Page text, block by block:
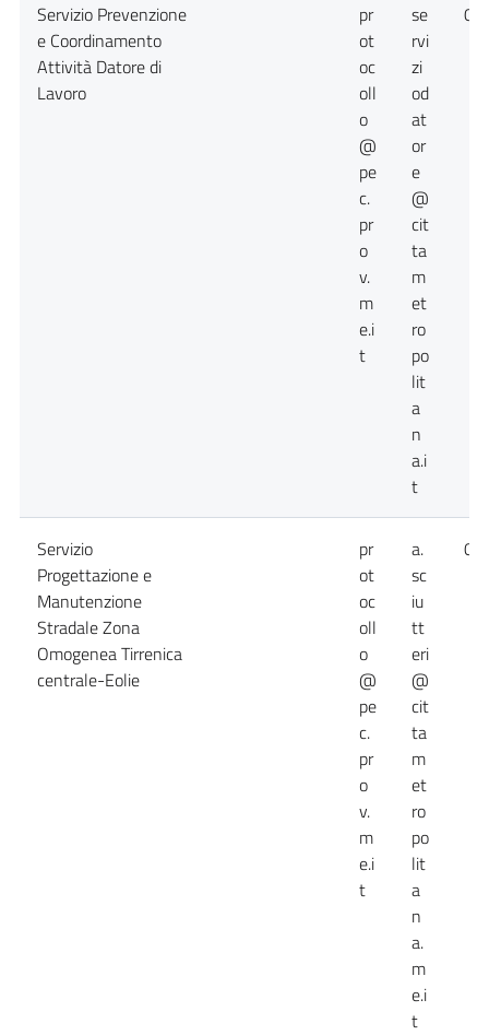
Servizio Prevenzione
e Coordinamento
Attività Datore di
Lavoro
pr
ot
oc
oll
o
@
pe
c.
pr
o
v.
m
e.i
t
se
rvi
zi
od
at
or
e
@
cit
ta
m
et
ro
po
lit
a
n
a.i
t
Servizio
Progettazione e
Manutenzione
Stradale Zona
Omogenea Tirrenica
centrale-Eolie
pr
ot
oc
oll
o
@
pe
c.
pr
o
v.
m
e.i
t
a.
sc
iu
tt
eri
@
cit
ta
m
et
ro
po
lit
a
n
a.
m
e.i
t